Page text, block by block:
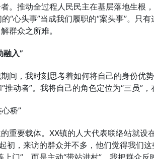
。推动全过程人民民主在基层落地生根
“心头事”当成我们履职的“案头事”。只
群众之所难。
融入”
间，我时刻思考着如何将自己的身份优
推动者”。我将自己的角色定位为“三员”，
桥”
重要载体。XX镇的人大代表联络站就设
初，来访的群众并不多，他们觉得我们
门”，而是主动“带站进村”。我把群众